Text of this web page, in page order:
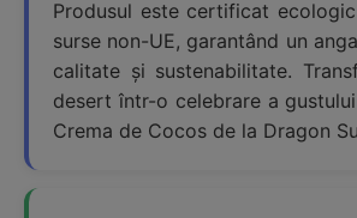
Produsul este certificat
surse non-UE, garantând un
calitate și sustenabilitate.
desert într-o celebrare a
Crema de Cocos de la Dragon